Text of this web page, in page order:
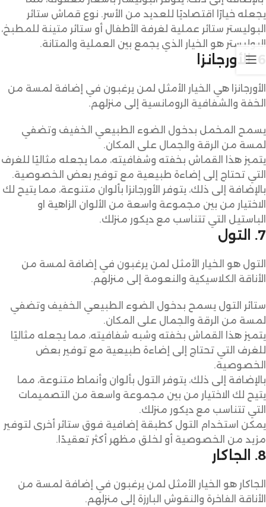
يجعله خيارًا اقتصاديًا للعديد من الأسر. نوع قماش ستائر
البوليستر ستائر عملية لغرفة الأطفال أو ستائر متينة للمطبخ،
البوليستر هو الخيار الذي يجمع بين العملية والمتانة.
الأورجانزا هي الخيار الأمثل لمن يرغبون في إضافة لمسة من
الخفة والشفافية الرومانسية إلى منزلهم.
يسمح المخمل بدخول الضوء الطبيعي الخفيف وتضفي
لمسة من الرقة والجمال على المكان.
يتميز هذا القماش بخفته وشفافيته، مما يجعله مثاليًا للغرف
التي تحتاج إلى إضاءة طبيعية مع توفير بعض الخصوصية.
بالإضافة إلى ذلك، يتوفر الأورجانزا بألوان متنوعة، مما يتيح لك
الاختيار من بين مجموعة واسعة من الألوان الزاهية او
الباستيل التي تتناسب مع ديكور منزلك.
7. التول
التول هو الخيار الأمثل لمن يرغبون في إضافة لمسة من
الأناقة الكلاسيكية والنعومة إلى منزلهم.
ستائر التول يسمح بدخول الضوء الطبيعي الخفيف وتضفي
لمسة من الرقة والجمال على المكان.
يتميز هذا القماش بخفته وشبه شفافيته، مما يجعله مثاليًا
للغرف التي تحتاج إلى إضاءة طبيعية مع توفير بعض
الخصوصية.
بالإضافة إلى ذلك، يتوفر التول بألوان وأنماط متنوعة، مما
يتيح لك الاختيار من بين مجموعة واسعة من التصميمات
التي تتناسب مع ديكور منزلك.
يمكن استخدام التول كطبقة إضافية فوق ستائر أخرى لتوفير
مزيد من الخصوصية أو لخلق مظهر أكثر تعقيدًا.
8. الجاكار
الجاكار هو الخيار الأمثل لمن يرغبون في إضافة لمسة من
الأناقة الفاخرة والنقوش البارزة إلى منزلهم.